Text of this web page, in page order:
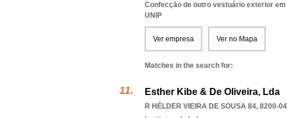
Confecção de outro vestuário exterior
UNIP
Ver empresa Ver no Mapa
Matches in the search for:
Esther Kibe & De Oliveira, Lda
R HÉLDER VIEIRA DE SOUSA 84, 8200-